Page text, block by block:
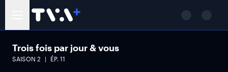
Trois fois par jour & vous
SAISON 2 ÉP. 11